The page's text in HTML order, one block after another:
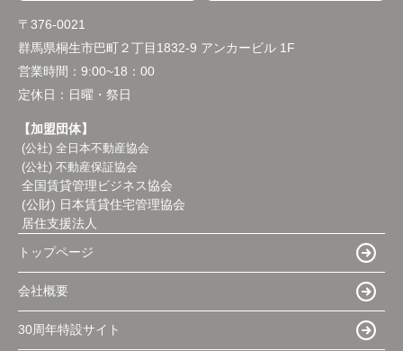
〒376-0021
群馬県桐生市巴町２丁目1832-9 アンカービル 1F
営業時間： 9:00~18：00
定休日： 日曜・祭日
【加盟団体】
(公社) 全日本不動産協会
(公社) 不動産保証協会
全国賃貸管理ビジネス協会
(公財) 日本賃貸住宅管理協会
居住支援法人
トップページ
会社概要
30周年特設サイト